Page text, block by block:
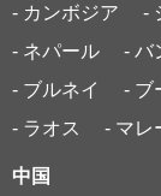
- カンボジア
-
- ネパール
- バ
- ブルネイ
- ブ
- ラオス
- マレ
中国